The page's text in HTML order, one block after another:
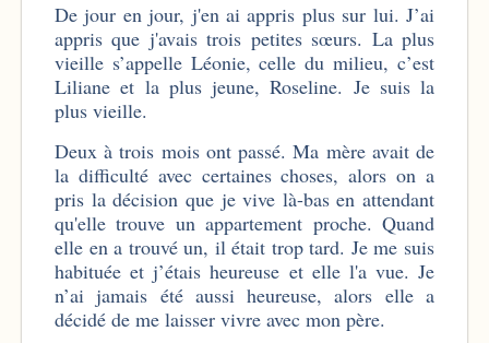
De jour en jour, j'en ai appris plus sur lui. J’ai
appris que j'avais trois petites sœurs. La plus
vieille s’appelle Léonie, celle du milieu, c’est
Liliane et la plus jeune, Roseline. Je suis la
plus vieille.
Deux à trois mois ont passé. Ma mère avait de
la difficulté avec certaines choses, alors on a
pris la décision que je vive là-bas en attendant
qu'elle trouve un appartement proche. Quand
elle en a trouvé un, il était trop tard. Je me suis
habituée et j’étais heureuse et elle l'a vue. Je
n’ai jamais été aussi heureuse, alors elle a
décidé de me laisser vivre avec mon père.